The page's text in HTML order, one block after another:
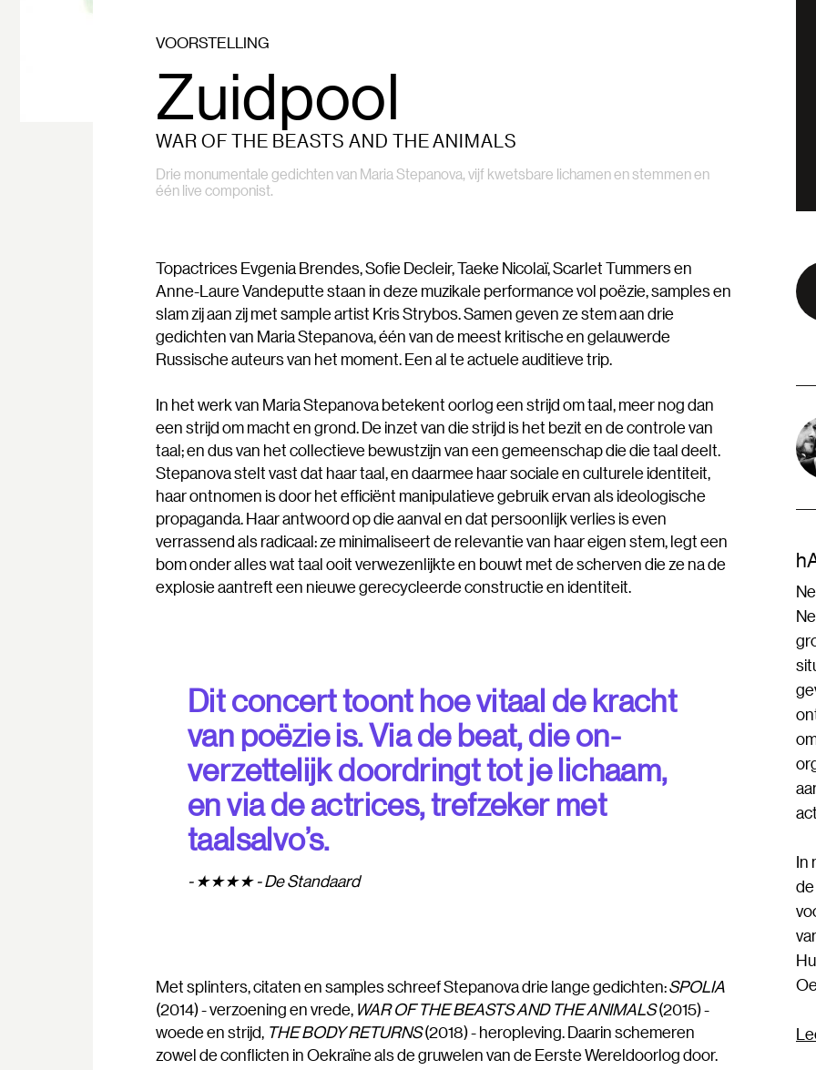
VOORSTELLING
Zuidpool
WAR OF THE BEASTS AND THE ANIMALS
Drie monumentale gedichten van Maria Stepanova, vijf kwetsbare lichamen en stemmen en
één live componist.
Topactrices Evgenia Brendes, Sofie Decleir, Taeke Nicolaï, Scarlet Tummers en
Anne-Laure Vandeputte staan in deze muzikale performance vol poëzie, samples en
slam zij aan zij met sample artist Kris Strybos. Samen geven ze stem aan drie
gedichten van Maria Stepanova, één van de meest kritische en gelauwerde
Russische auteurs van het moment. Een al te actuele auditieve trip.
In het werk van Maria Stepanova betekent oorlog een strijd om taal, meer nog dan
een strijd om macht en grond. De inzet van die strijd is het bezit en de controle van
taal; en dus van het collectieve bewustzijn van een gemeenschap die die taal deelt.
Stepanova stelt vast dat haar taal, en daarmee haar sociale en culturele identiteit,
haar ontnomen is door het efficiënt manipulatieve gebruik ervan als ideologische
propaganda. Haar antwoord op die aanval en dat persoonlijk verlies is even
verrassend als radicaal: ze minimaliseert de relevantie van haar eigen stem, legt een
bom onder alles wat taal ooit verwezenlijkte en bouwt met de scherven die ze na de
explosie aantreft een nieuwe gerecycleerde constructie en identiteit.
Dit concert toont hoe vitaal de kracht
van poëzie is. Via de beat, die on­
verzettelijk doordringt tot je ­lichaam,
en via de actrices, tref­zeker met
taalsalvo’s.
★★★★ - De Standaard
Met splinters, citaten en samples schreef Stepanova drie lange gedichten:SPOLIA
(2014) - verzoening en vrede, WAR OF THE BEASTS AND THE ANIMALS(2015) -
woede en strijd, THE BODY RETURNS(2018) - heropleving. Daarin schemeren
zowel de conflicten in Oekraïne als de gruwelen van de Eerste Wereldoorlog door.
In